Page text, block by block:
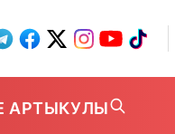
АРТЫКУЛЫ